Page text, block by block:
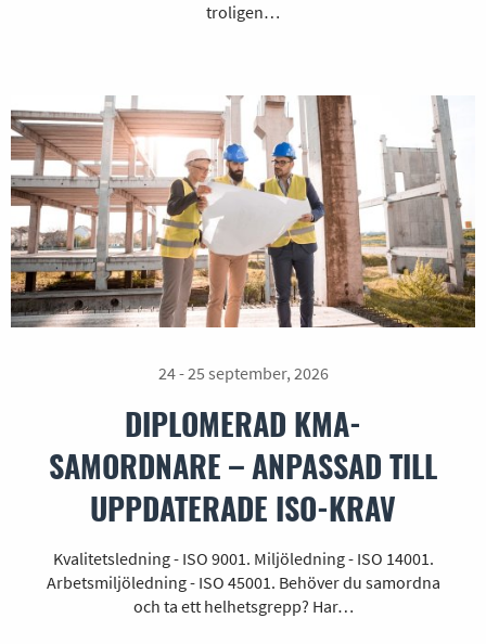
troligen…
24 - 25 september, 2026
DIPLOMERAD KMA-
SAMORDNARE – ANPASSAD TILL
UPPDATERADE ISO-KRAV
Kvalitetsledning - ISO 9001. Miljöledning - ISO 14001.
Arbetsmiljöledning - ISO 45001. Behöver du samordna
och ta ett helhetsgrepp? Har…